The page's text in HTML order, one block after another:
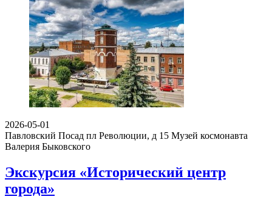
2026-05-01
Павловский Посад пл Революции, д 15 Музей космонавта
Валерия Быковского
Экскурсия «Исторический центр
города»